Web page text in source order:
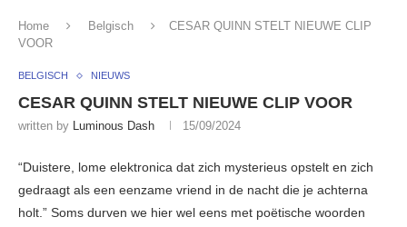
Home Belgisch
CESAR QUINN STELT NIEUWE CLIP
VOOR
BELGISCH NIEUWS
CESAR QUINN STELT NIEUWE CLIP VOOR
written by Luminous Dash 15/09/2024
“Duistere, lome elektronica dat zich mysterieus opstelt en zich
gedraagt als een eenzame vriend in de nacht die je achterna
holt.” Soms durven we hier wel eens met poëtische woorden